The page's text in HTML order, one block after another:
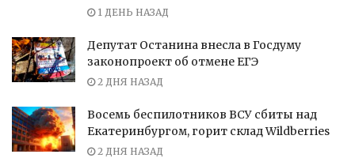
1 ДЕНЬ НАЗАД
Депутат Останина внесла в Госдуму
законопроект об отмене ЕГЭ
2 ДНЯ НАЗАД
Восемь беспилотников ВСУ сбиты над
Екатеринбургом, горит склад Wildberries
2 ДНЯ НАЗАД